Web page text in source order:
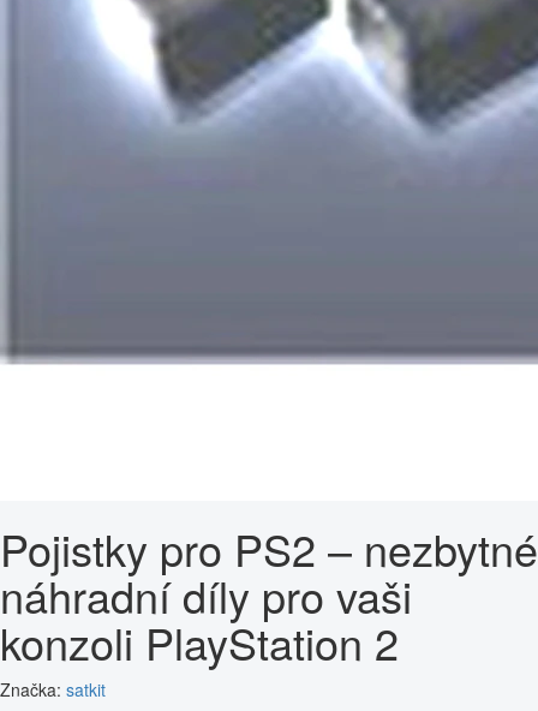
Pojistky pro PS2 – nezbytné
náhradní díly pro vaši
konzoli PlayStation 2
Značka: satkit